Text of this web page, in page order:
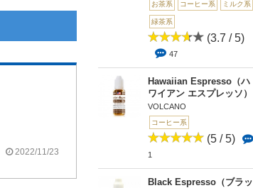
お茶系 コーヒー系 ミルク系
緑茶系
(3.7 / 5)
47
Hawaiian Espresso（ハ
ワイアン エスプレッソ）
VOLCANO
コーヒー系
(5 / 5)
1
Black Espresso（ブラッ
ううまさ。
2022/11/23